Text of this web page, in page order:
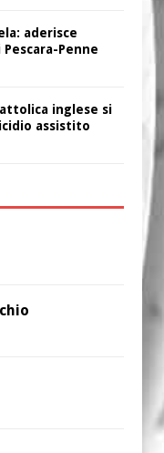
aderisce
Penne
inglese si
assistito